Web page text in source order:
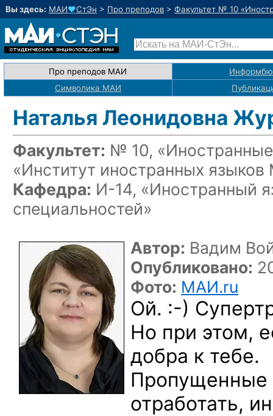
Вы здесь: МАИ♥СтЭн > Про преподов > Факультет № 10
Про преподов МАИ
Символика МАИ
Наталья Леонидовна
Факультет: № 10,
«Институт иностранных
Кафедра: И-14, «Иностранный
специальностей»
Автор: Вадим
Опубликовано:
Фото: МАИ.ru
Ой. :-)
Но при этом,
добра к тебе.
Пропущенные
отработать,